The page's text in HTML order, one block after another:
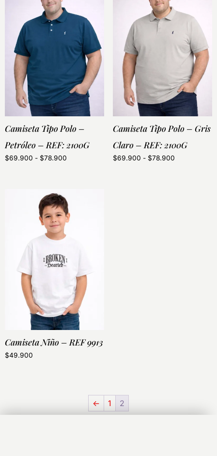
Camiseta Tipo Polo –
Petróleo – REF: 2100G
$69.900 - $78.900
Camiseta Tipo Polo – Gris
Claro – REF: 2100G
$69.900 - $78.900
Camiseta Niño – REF 9913
$49.900
← 1 2